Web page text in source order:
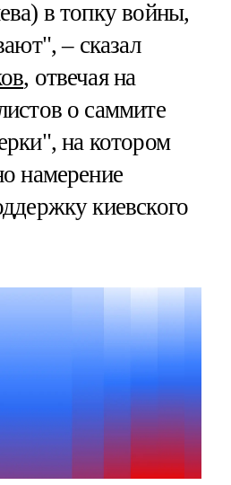
в топку войны,
– сказал
, отвечая на
о саммите
на котором
намерение
киевского